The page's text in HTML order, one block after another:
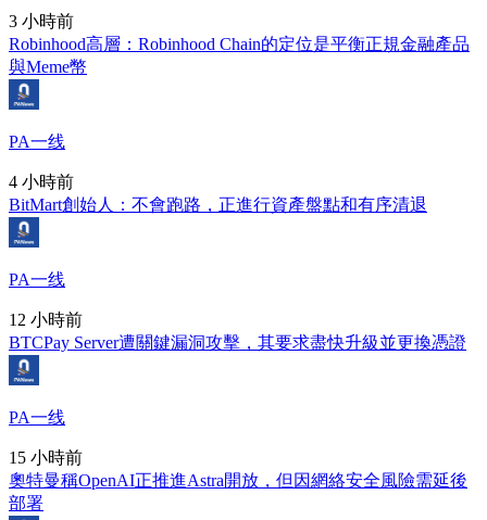
3 小時前
Robinhood高層：Robinhood Chain的定位是平衡正規金融產品
與Meme幣
PA一线
4 小時前
BitMart創始人：不會跑路，正進行資產盤點和有序清退
PA一线
12 小時前
BTCPay Server遭關鍵漏洞攻擊，其要求盡快升級並更換憑證
PA一线
15 小時前
奧特曼稱OpenAI正推進Astra開放，但因網絡安全風險需延後
部署